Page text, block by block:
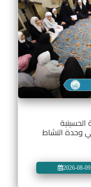
الحسينية
وحدة النشاط
2026-08-